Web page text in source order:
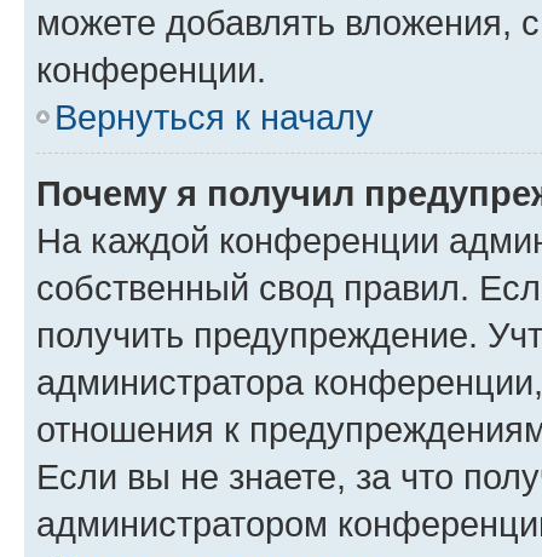
можете добавлять вложения,
конференции.
Вернуться к началу
Почему я получил
На каждой конференции
собственный свод правил.
получить предупреждение.
администратора
отношения к
Если вы не знаете, за что
администратором